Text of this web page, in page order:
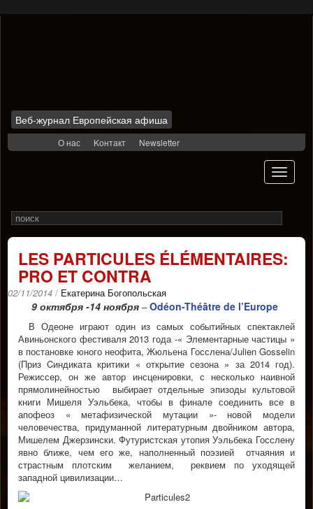
Веб-журнал Европейская афиша
О нас Kонтакт Newsletter
Toggle
Search
for
LES PARTICULES ÉLÉMENTAIRES:
PRO ET CONTRA
02/11/2014 / Екатерина Богопольская
9 октября -14 ноября –Odéon-Théâtre de l’Europe
В Одеоне играют один из самых событийных спектаклей
Авиньонского фестиваля 2013 года -« Элементарные частицы »
в постановке юного неофита, Жюльена Госслена/Julien Gosselin
(Приз Cиндиката критики « открытие сезона » за 2014 год).
Режиссер, он же автор инсценировки, с несколько наивной
прямолинейностью выбирает отдельные эпизоды культовой
книги Мишеля Уэльбека, чтобы в финале соединить все в
апофеоз « метафизической мутации »- новой модели
человечества, придуманной литературным двойником автора,
Мишелем Джерзински. Футуристская утопия Уэльбека Госслену
явно ближе, чем его же, наполненный поэзией отчаяния и
страстным плотским желанием, реквием по уходящей
западной цивилизации…